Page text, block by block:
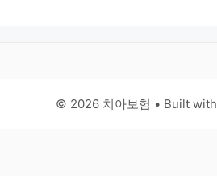
© 2026 치아보험 • Built with